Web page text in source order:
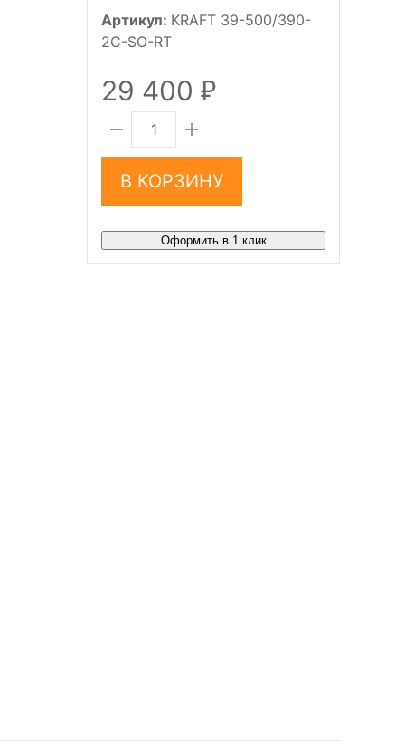
Артикул: KRAFT 39-500/390-
2C-SO-RT
29 400 ₽
В КОРЗИНУ
Оформить в 1 клик